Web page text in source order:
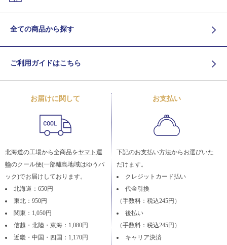
全ての商品から探す
ご利用ガイドはこちら
お届けに関して
北海道の工場から全商品をヤマト運
輸のクール便(一部離島地域はゆうパ
ック)でお届けしております。
北海道：650円
東北：950円
関東：1,050円
信越・北陸・東海：1,080円
近畿・中国・四国：1,170円
お支払い
下記のお支払い方法からお選びいた
だけます。
クレジットカード払い
代金引換
（手数料：税込245円）
後払い
（手数料：税込245円）
キャリア決済